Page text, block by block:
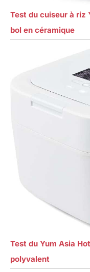
Test du cuiseur à riz
bol en céramique
Test du Yum Asia
polyvalent